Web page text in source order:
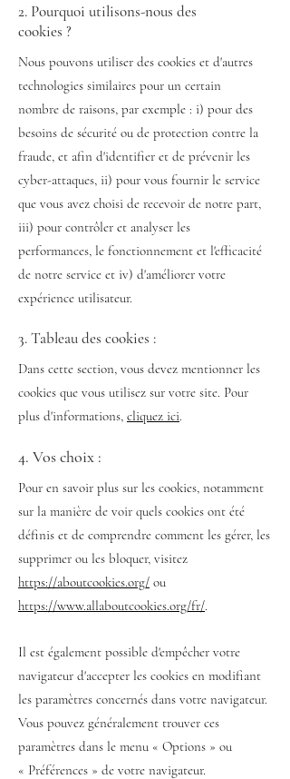
2. Pourquoi utilisons-nous des
cookies ?
Nous pouvons utiliser des cookies et d'autres
technologies similaires pour un certain
nombre de raisons, par exemple : i) pour des
besoins de sécurité ou de protection contre la
fraude, et afin d'identifier et de prévenir les
cyber-attaques, ii) pour vous fournir le service
que vous avez choisi de recevoir de notre part,
iii) pour contrôler et analyser les
performances, le fonctionnement et l'efficacité
de notre service et iv) d'améliorer votre
expérience utilisateur.
3. Tableau des cookies :
Dans cette section, vous devez mentionner les
cookies que vous utilisez sur votre site. Pour
plus d'informations, cliquez ici.
4. Vos choix :
Pour en savoir plus sur les cookies, notamment
sur la manière de voir quels cookies ont été
définis et de comprendre comment les gérer, les
supprimer ou les bloquer, visitez
https://aboutcookies.org/ ou
https://www.allaboutcookies.org/fr/.
Il est également possible d'empêcher votre
navigateur d'accepter les cookies en modifiant
les paramètres concernés dans votre navigateur.
Vous pouvez généralement trouver ces
paramètres dans le menu « Options » ou
« Préférences » de votre navigateur.